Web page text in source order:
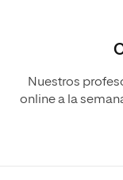
Nuestros
online a la